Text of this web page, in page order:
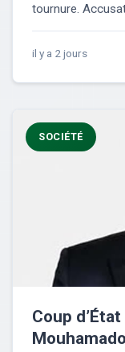
tournure.
il y a 2 jours
SOCIÉTÉ
Coup